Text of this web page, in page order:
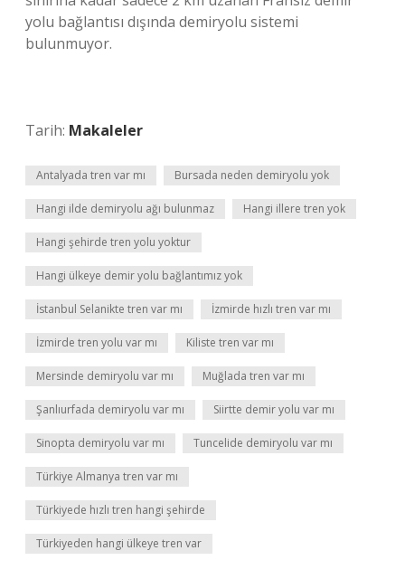
yolu bağlantısı dışında demiryolu sistemi
bulunmuyor.
Tarih: Makaleler
Antalyada tren var mı Bursada neden demiryolu yok
Hangi ilde demiryolu ağı bulunmaz Hangi illere tren yok
Hangi şehirde tren yolu yoktur
Hangi ülkeye demir yolu bağlantımız yok
İstanbul Selanikte tren var mı İzmirde hızlı tren var mı
İzmirde tren yolu var mı Kiliste tren var mı
Mersinde demiryolu var mı Muğlada tren var mı
Şanlıurfada demiryolu var mı Siirtte demir yolu var mı
Sinopta demiryolu var mı Tuncelide demiryolu var mı
Türkiye Almanya tren var mı
Türkiyede hızlı tren hangi şehirde
Türkiyeden hangi ülkeye tren var